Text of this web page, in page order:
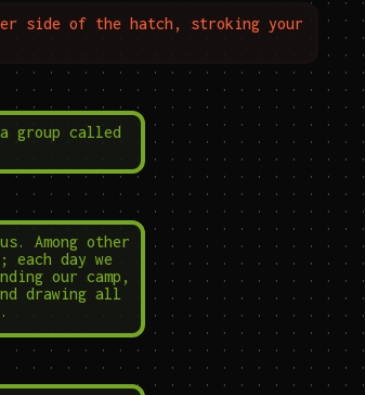
side of the hatch, stroking your
group called
Among other
each day we
our camp,
drawing all